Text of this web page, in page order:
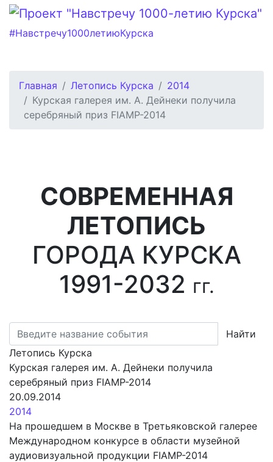
#Навстречу1000летиюКурска
Главная Летопись Курска
2014
Курская галерея им. А. Дейнеки получила
серебряный приз FIAMP-2014
СОВРЕМЕННАЯ
ЛЕТОПИСЬ
ГОРОДА КУРСКА
1991-2032 гг.
Найти
Летопись Курска
Курская галерея им. А. Дейнеки получила
серебряный приз FIAMP-2014
20.09.2014
2014
На прошедшем в Москве в Третьяковской галерее
Международном конкурсе в области музейной
аудиовизуальной продукции FIAMP-2014